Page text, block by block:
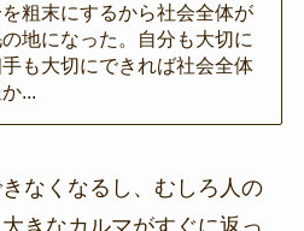
を粗末にするから社会全体が
地になった。自分も大切に
手も大切にできれば社会全体
...
なくなるし、むしろ人の